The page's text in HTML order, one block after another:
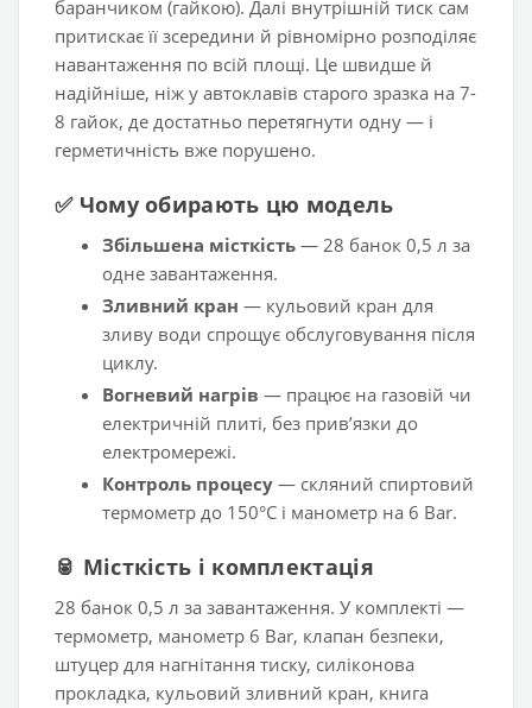
баранчиком (гайкою). Далі внутрішній тиск сам
притискає її зсередини й рівномірно розподіляє
навантаження по всій площі. Це швидше й
надійніше, ніж у автоклавів старого зразка на 7-
8 гайок, де достатньо перетягнути одну — і
герметичність вже порушено.
✅ Чому обирають цю модель
Збільшена місткість — 28 банок 0,5 л за
одне завантаження.
Зливний кран — кульовий кран для
зливу води спрощує обслуговування після
циклу.
Вогневий нагрів — працює на газовій чи
електричній плиті, без привʼязки до
електромережі.
Контроль процесу — скляний спиртовий
термометр до 150°C і манометр на 6 Bar.
🥫 Місткість і комплектація
28 банок 0,5 л за завантаження. У комплекті —
термометр, манометр 6 Bar, клапан безпеки,
штуцер для нагнітання тиску, силіконова
прокладка, кульовий зливний кран, книга